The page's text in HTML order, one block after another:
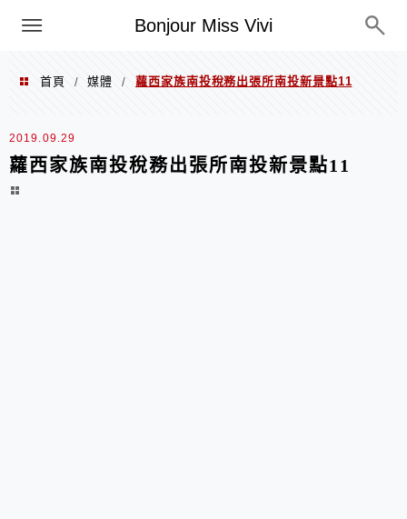
Bonjour Miss Vivi
選單
首頁 / 媒體 / 蘿西家族南投稅務出張所南投新景點11
2019.09.29
蘿西家族南投稅務出張所南投新景點11